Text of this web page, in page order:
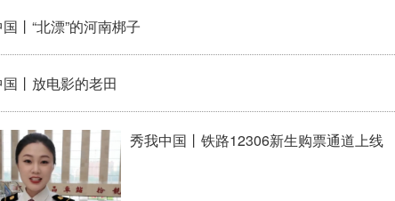
丨“北漂”的河南梆子
丨放电影的老田
秀我中国丨铁路12306新生购票通道上线